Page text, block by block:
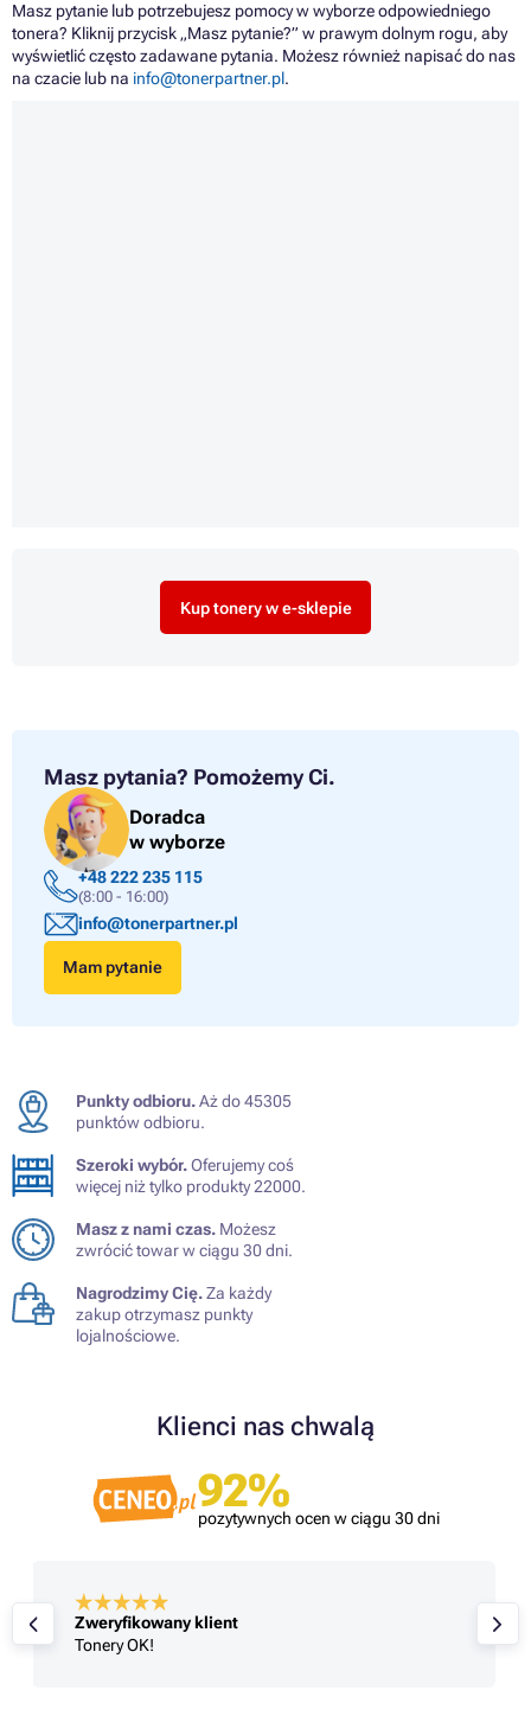
Masz pytanie lub potrzebujesz pomocy w wyborze odpowiedniego
tonera? Kliknij przycisk „Masz pytanie?” w prawym dolnym rogu, aby
wyświetlić często zadawane pytania. Możesz również napisać do nas
na czacie lub na info@tonerpartner.pl.
Kup tonery w e-sklepie
Masz pytania? Pomożemy Ci.
Doradca
w wyborze
+48 222 235 115
(8:00 - 16:00)
info@tonerpartner.pl
Mam pytanie
Punkty odbioru.Aż do 45305
punktów odbioru.
Szeroki wybór.Oferujemy coś
więcej niż tylko produkty 22000.
Masz z nami czas. Możesz
zwrócić towar w ciągu 30 dni.
Nagrodzimy Cię.Za każdy
zakup otrzymasz punkty
lojalnościowe.
Klienci nas chwalą
92%
pozytywnych ocen w ciągu 30 dni
Zweryfikowany klient
Tonery OK!